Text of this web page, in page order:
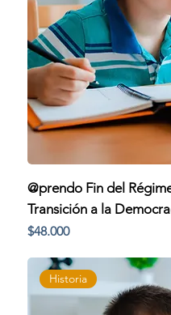
@prendo Fin del
Transición a la
Precio
$48.000
Historia